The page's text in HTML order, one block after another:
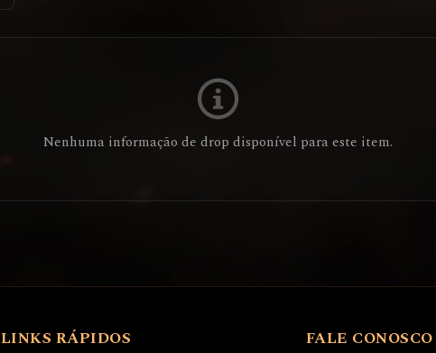
Nenhuma informação de drop disponível para este item.
LINKS RÁPIDOS FALE CONOSCO